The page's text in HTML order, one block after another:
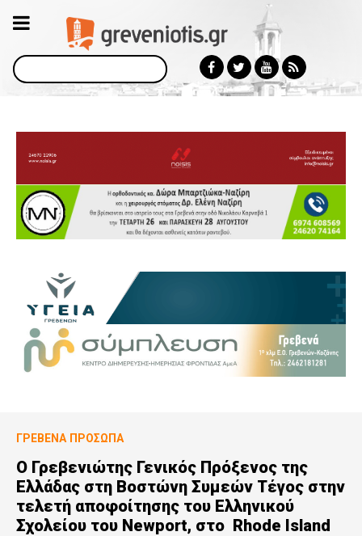
Αναζήτηση
ΓΡΕΒΕΝΆ ΠΡΌΣΩΠΑ
Ο Γρεβενιώτης Γενικός Πρόξενος της
Ελλάδας στη Βοστώνη Συμεών Τέγος στην
τελετή αποφοίτησης του Ελληνικού
Σχολείου του Newport, στο Rhode Island